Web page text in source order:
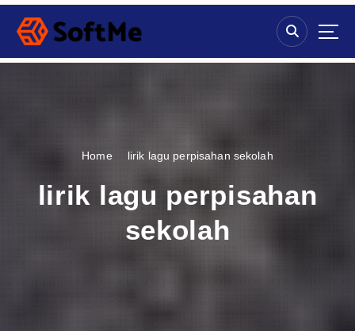
S
p
Home lirik lagu perpisahan sekolah
lirik lagu perpisahan
sekolah